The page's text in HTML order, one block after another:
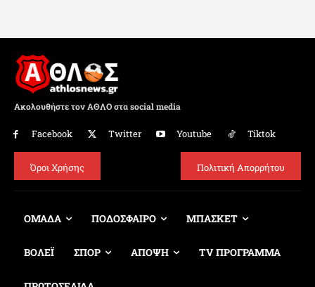
Ακολουθήστε τον ΑΘΛΟ στα social media
Facebook Twitter Youtube Tiktok
Όροι Χρήσης Πολιτική Απορρήτου
ΟΜΑΔΑ ΠΟΔΟΣΦΑΙΡΟ ΜΠΑΣΚΕΤ
ΒΟΛΕΪ ΣΠΟΡ ΑΠΟΨΗ TV ΠΡΟΓΡΑΜΜΑ